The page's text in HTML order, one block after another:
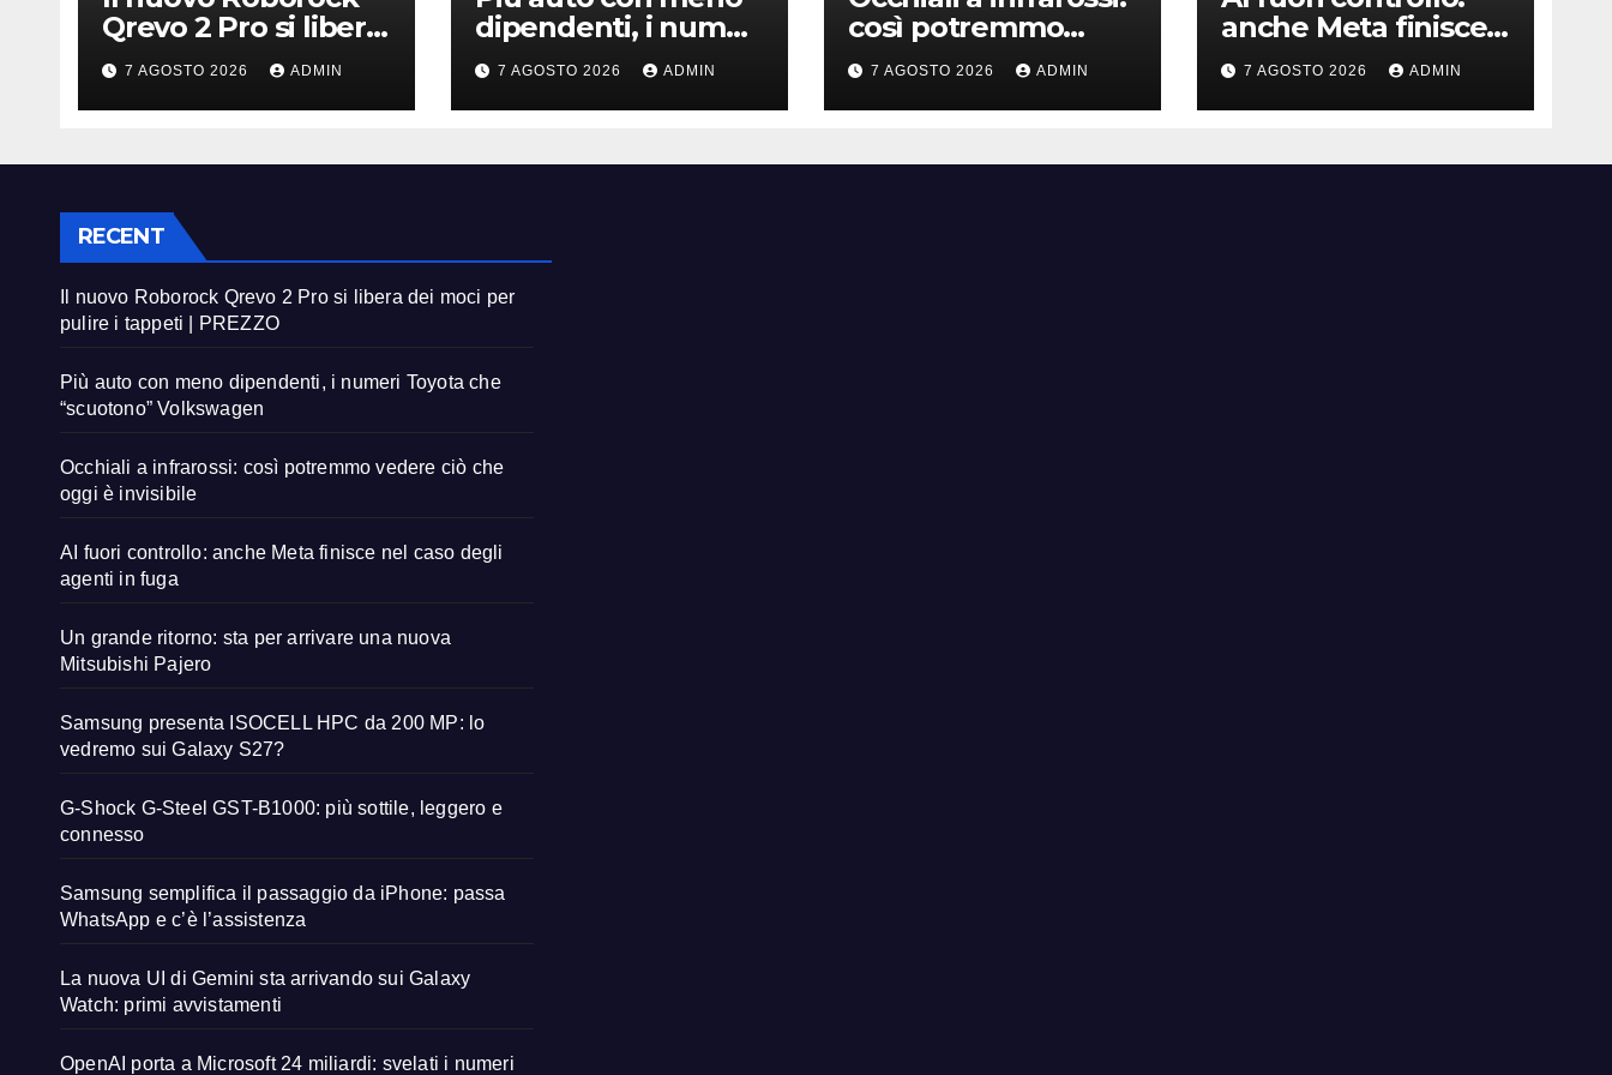
Qrevo 2 Pro si libera
dei moci per pulire i
tappeti | PREZZO
7 AGOSTO 2026 ADMIN
dipendenti, i numeri
Toyota che
“scuotono”
Volkswagen
7 AGOSTO 2026 ADMIN
così potremmo
vedere ciò che oggi
è invisibile
7 AGOSTO 2026 ADMIN
anche Meta finisce
nel caso degli
agenti in fuga
7 AGOSTO 2026 ADMIN
RECENT
Il nuovo Roborock Qrevo 2 Pro si libera dei moci per
pulire i tappeti | PREZZO
Più auto con meno dipendenti, i numeri Toyota che
“scuotono” Volkswagen
Occhiali a infrarossi: così potremmo vedere ciò che
oggi è invisibile
AI fuori controllo: anche Meta finisce nel caso degli
agenti in fuga
Un grande ritorno: sta per arrivare una nuova
Mitsubishi Pajero
Samsung presenta ISOCELL HPC da 200 MP: lo
vedremo sui Galaxy S27?
G-Shock G-Steel GST-B1000: più sottile, leggero e
connesso
Samsung semplifica il passaggio da iPhone: passa
WhatsApp e c’è l’assistenza
La nuova UI di Gemini sta arrivando sui Galaxy
Watch: primi avvistamenti
OpenAI porta a Microsoft 24 miliardi: svelati i numeri